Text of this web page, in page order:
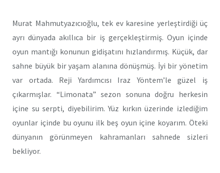
Murat Mahmutyazıcıoğlu, tek ev karesine yerleştirdiği üç
ayrı dünyada akıllıca bir iş gerçekleştirmiş. Oyun içinde
oyun mantığı konunun gidişatını hızlandırmış. Küçük, dar
sahne büyük bir yaşam alanına dönüşmüş. İyi bir yönetim
var ortada. Reji Yardımcısı Iraz Yöntem’le güzel iş
çıkarmışlar. “Limonata” sezon sonuna doğru herkesin
içine su serpti, diyebilirim. Yüz kırkın üzerinde izlediğim
oyunlar içinde bu oyunu ilk beş oyun içine koyarım. Öteki
dünyanın görünmeyen kahramanları sahnede sizleri
bekliyor.